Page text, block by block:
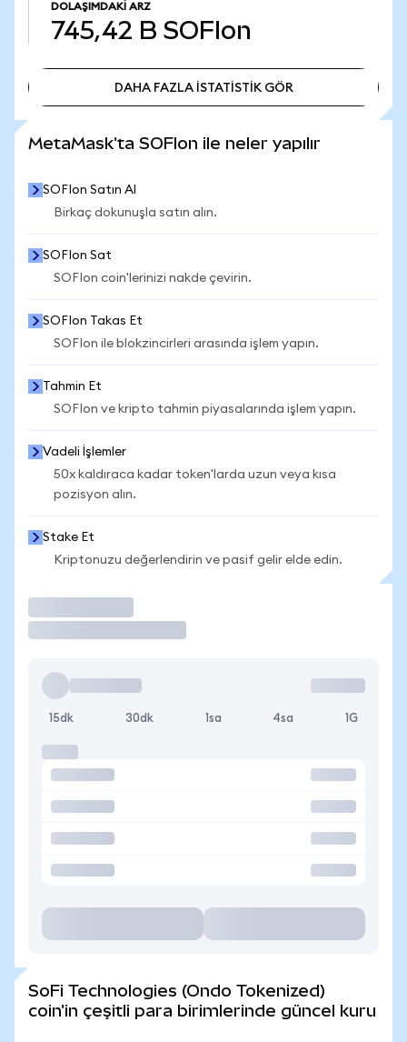
DOLAŞIMDAKI ARZ
745,42 B SOFIon
DAHA FAZLA İSTATİSTİK GÖR
MetaMask'ta SOFIon ile neler yapılır
SOFIon Satın Al
Birkaç dokunuşla satın alın.
SOFIon Sat
SOFIon coin'lerinizi nakde çevirin.
SOFIon Takas Et
SOFIon ile blokzincirleri arasında işlem yapın.
Tahmin Et
SOFIon ve kripto tahmin piyasalarında işlem yapın.
Vadeli İşlemler
50x kaldıraca kadar token'larda uzun veya kısa
pozisyon alın.
Stake Et
Kriptonuzu değerlendirin ve pasif gelir elde edin.
15dk 30dk 1sa 4sa 1G
SoFi Technologies (Ondo Tokenized)
coin'in çeşitli para birimlerinde güncel kuru